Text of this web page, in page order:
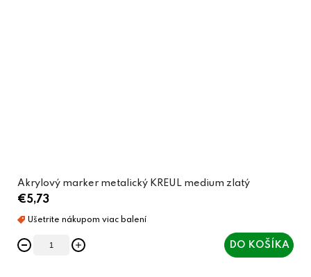
Akrylový marker metalický KREUL medium zlatý
€5,73
DO KOŠÍKA